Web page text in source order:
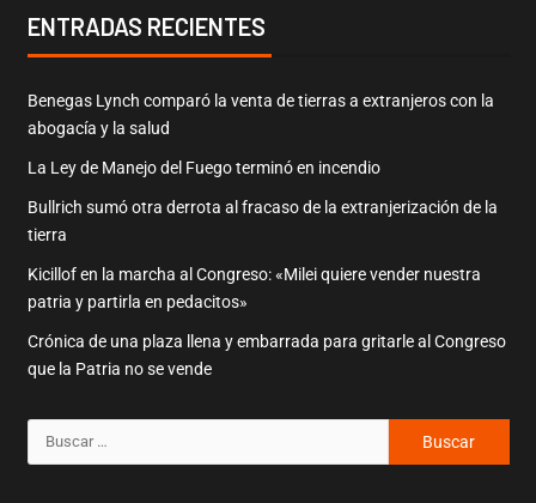
ENTRADAS RECIENTES
Benegas Lynch comparó la venta de tierras a extranjeros con la
abogacía y la salud
La Ley de Manejo del Fuego terminó en incendio
Bullrich sumó otra derrota al fracaso de la extranjerización de la
tierra
Kicillof en la marcha al Congreso: «Milei quiere vender nuestra
patria y partirla en pedacitos»
Crónica de una plaza llena y embarrada para gritarle al Congreso
que la Patria no se vende